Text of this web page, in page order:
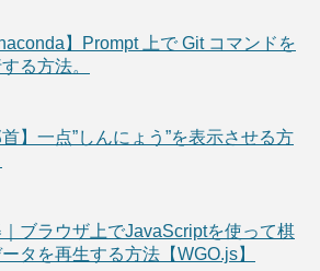
】Prompt 上で Git コマンドを
る方法。
首】一点”しんにょう”を表示させる方
｜ブラウザ上でJavaScriptを使って棋
タを再生する方法【WGO.js】